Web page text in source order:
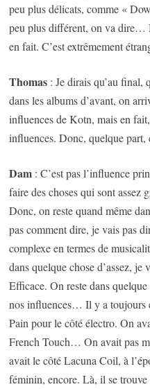
peu plus délicats, comme «
peu plus différent, on va dire…
en fait. C’est extrêmement
Thomas : Je dirais qu’au final,
dans les albums d’avant, on
influences de Kotn, mais en
influences. Donc, quelque part,
Dam : C’est pas l’influence
faire des choses qui sont assez
Donc, on reste quand même
pas comment dire, je vais pas
complexe en termes de
dans quelque chose d’assez,
Efficace. On reste dans
nos influences… Il y a toujours
Pain pour le côté électro. On
French Touch… On avait pas
avait le côté Lacuna Coil, à
féminin, encore. Là, il se